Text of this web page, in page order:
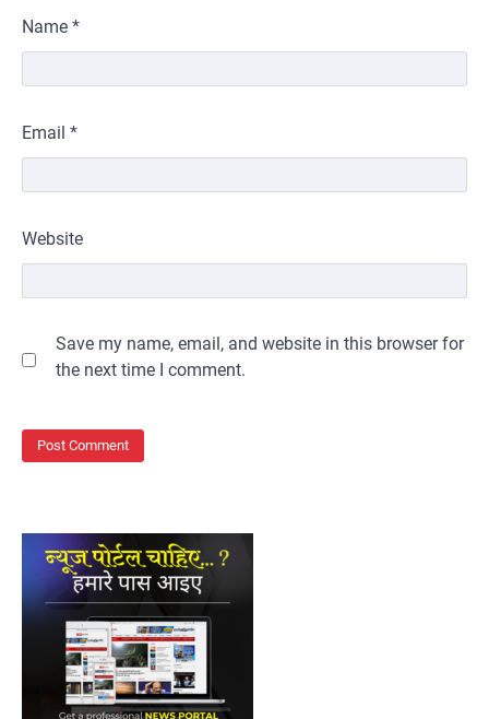
Name *
Email *
Website
Save my name, email, and website in this browser for
the next time I comment.